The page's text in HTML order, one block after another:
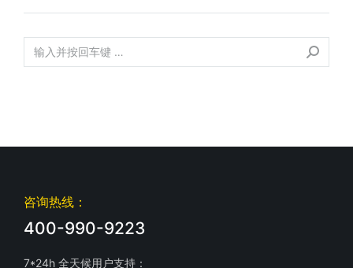
咨询热线：
400-990-9223
7*24h 全天候用户支持：